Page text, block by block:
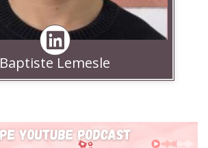
Baptiste Lemesle